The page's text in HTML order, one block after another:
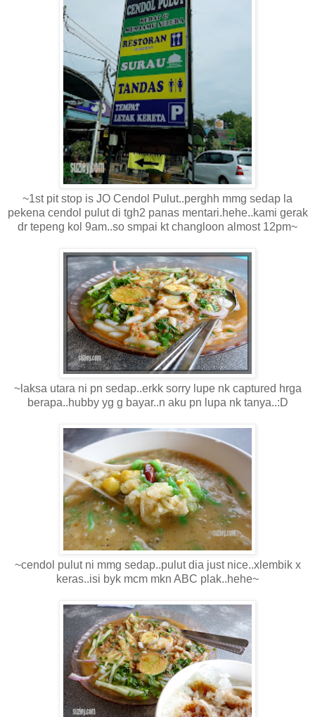
~1st pit stop is JO Cendol Pulut..perghh mmg sedap la
pekena cendol pulut di tgh2 panas mentari.hehe..kami gerak
dr tepeng kol 9am..so smpai kt changloon almost 12pm~
~laksa utara ni pn sedap..erkk sorry lupe nk captured hrga
berapa..hubby yg g bayar..n aku pn lupa nk tanya..:D
~cendol pulut ni mmg sedap..pulut dia just nice..xlembik x
keras..isi byk mcm mkn ABC plak..hehe~